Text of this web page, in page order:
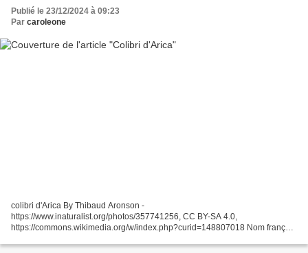
Publié le 23/12/2024 à 09:23
Par caroleone
colibri d'Arica By Thibaud Aronson -
https://www.inaturalist.org/photos/357741256, CC BY-SA 4.0,
https://commons.wikimedia.org/w/index.php?curid=148807018 Nom français
(Chili)...